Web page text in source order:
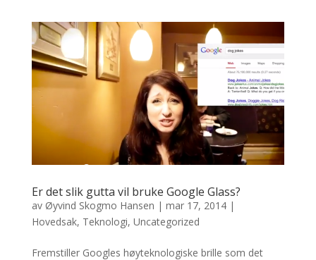
Er det slik gutta vil bruke Google Glass?
av Øyvind Skogmo Hansen | mar 17, 2014|
Hovedsak, Teknologi, Uncategorized
Fremstiller Googles høyteknologiske brille som det